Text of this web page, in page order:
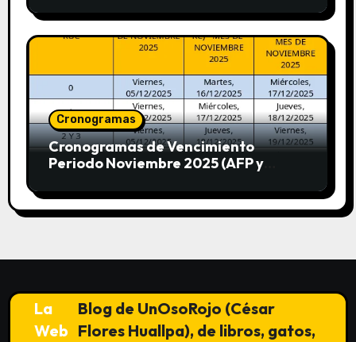
Cronogramas
Cronogramas de Vencimiento
Periodo Noviembre 2025 (AFP y
La
Web
Blog de UnOsoRojo (César
Flores Huallpa), de libros, gatos,